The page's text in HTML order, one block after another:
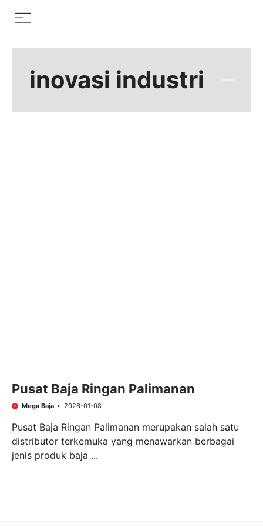
Menu
inovasi industri
Pusat Baja Ringan Palimanan
Mega Baja 2026-01-08
Pusat Baja Ringan Palimanan merupakan salah satu
distributor terkemuka yang menawarkan berbagai
jenis produk baja ...